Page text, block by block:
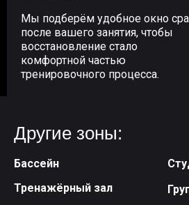
Мы подберём удобное окно
после вашего занятия, чтобы
восстановление стало
комфортной частью
тренировочного процесса.
Другие зоны:
Бассейн
Тренажёрный зал